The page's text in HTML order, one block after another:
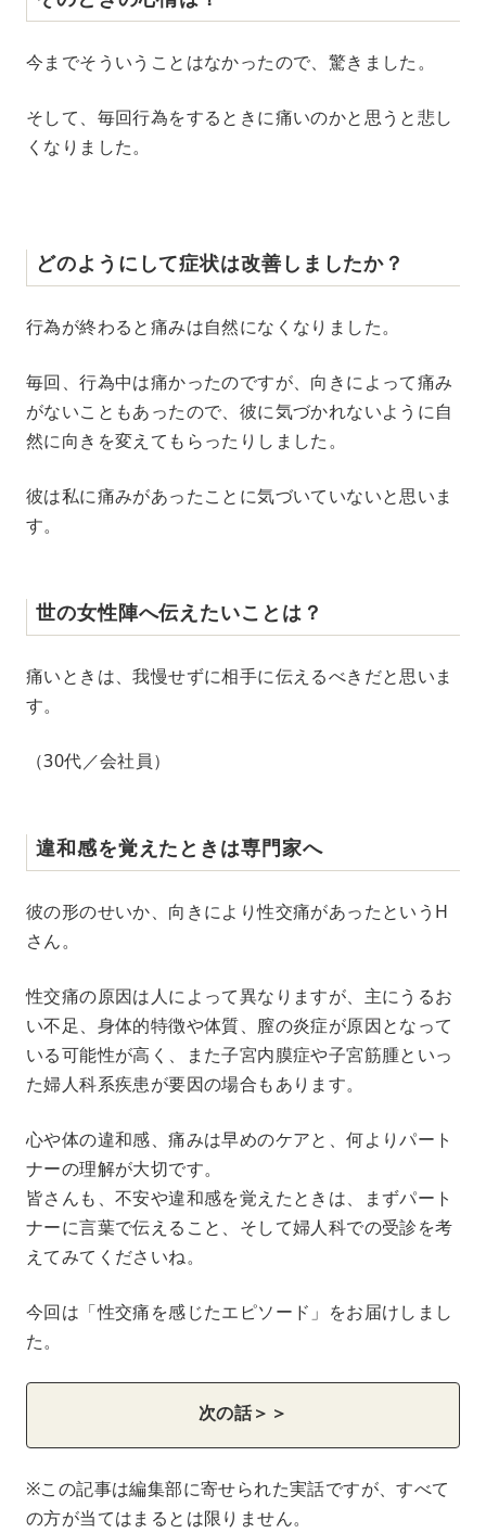
今までそういうことはなかったので、驚きました。
そして、毎回行為をするときに痛いのかと思うと悲し
くなりました。
どのようにして症状は改善しましたか？
行為が終わると痛みは自然になくなりました。
毎回、行為中は痛かったのですが、向きによって痛み
がないこともあったので、彼に気づかれないように自
然に向きを変えてもらったりしました。
彼は私に痛みがあったことに気づいていないと思いま
す。
世の女性陣へ伝えたいことは？
痛いときは、我慢せずに相手に伝えるべきだと思いま
す。
（30代／会社員）
違和感を覚えたときは専門家へ
彼の形のせいか、向きにより性交痛があったというH
さん。
性交痛の原因は人によって異なりますが、主にうるお
い不足、身体的特徴や体質、膣の炎症が原因となって
いる可能性が高く、また子宮内膜症や子宮筋腫といっ
た婦人科系疾患が要因の場合もあります。
心や体の違和感、痛みは早めのケアと、何よりパート
ナーの理解が大切です。
皆さんも、不安や違和感を覚えたときは、まずパート
ナーに言葉で伝えること、そして婦人科での受診を考
えてみてくださいね。
今回は「性交痛を感じたエピソード」をお届けしまし
た。
次の話＞＞
※この記事は編集部に寄せられた実話ですが、すべて
の方が当てはまるとは限りません。